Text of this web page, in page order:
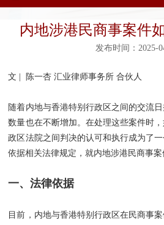
内地涉港民商事案件
发布时间：2025-
文 | 陈一杏 汇业律师事务所 合伙人
随着内地与香港特别行政区之间的交流
数量也在不断增加。在处理这些案件时
政区法院之间判决的认可和执行成为了
依据相关法律规定，就内地涉港民商事案
一、法律依据
目前，内地与香港特别行政区在民商事